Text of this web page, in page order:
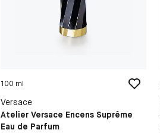
100 ml
Versace
Atelier Versace Encens Suprême
Eau de Parfum